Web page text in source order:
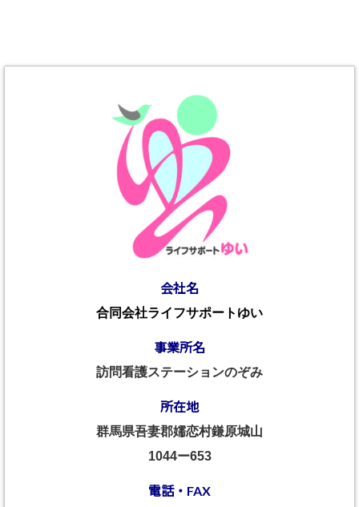
会社名
合同会社ライフサポートゆい
事業所名
訪問看護ステーションのぞみ
所在地
群馬県吾妻郡嬬恋村鎌原城山
1044ー653
電話・FAX